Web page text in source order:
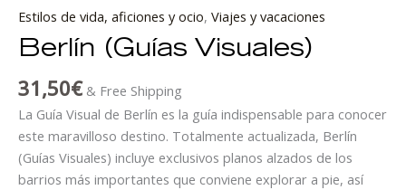
Estilos de vida, aficiones y ocio, Viajes y vacaciones
Berlín (Guías Visuales)
31,50€ & Free Shipping
La Guía Visual de Berlín es la guía indispensable para conocer
este maravilloso destino. Totalmente actualizada, Berlín
(Guías Visuales) incluye exclusivos planos alzados de los
barrios más importantes que conviene explorar a pie, así